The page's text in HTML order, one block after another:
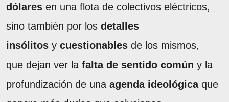
dólares en una flota de colectivos eléctricos,
sino también por los detalles
insólitos y cuestionables de los mismos,
que dejan ver la falta de sentido común y la
profundización de una agenda ideológicaque